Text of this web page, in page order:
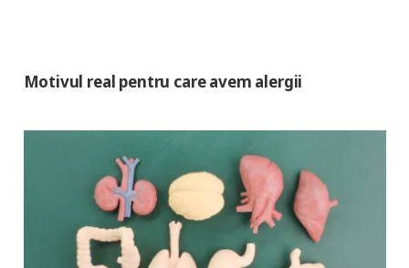
Motivul real pentru care avem alergii